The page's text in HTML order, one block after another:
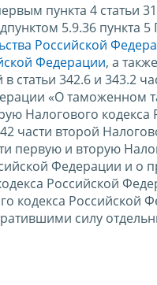
пункта 4 статьи
5.9.36 пункта
Российской
Федерации, а
статьи 342.6 и 343.2
«О таможенном
Налогового
части второй
первую и вторую
Федерации и о
Российской
кодекса Российской
силу